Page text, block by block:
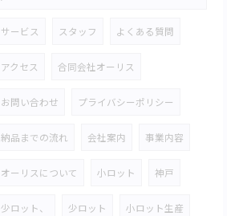
サービス スタッフ よくある質問
アクセス 合同会社オーリス
お問い合わせ プライバシーポリシー
納品までの流れ 会社案内 事業内容
オーリスについて 小ロット 神戸
少ロット、 少ロット 小ロット生産